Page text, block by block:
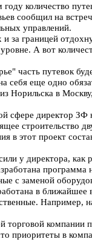
количество
сообщил на
управлений.
за границей
А вот
часть путевок
себя еще одно
Норильска в
сфере директор ЗФ
строительство
в этот проект
у директора,
с заменой
в ближайшее
Например,
компании
приоритеты в